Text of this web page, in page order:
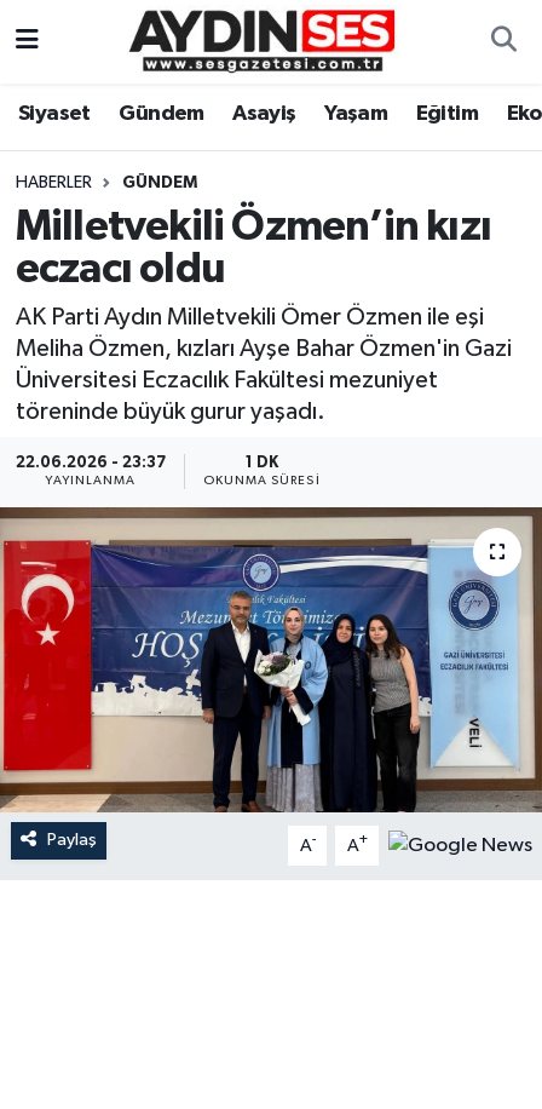
Siyaset Gündem Asayiş Yaşam Eğitim
HABERLER GÜNDEM
Milletvekili Özmen’in kızı
eczacı oldu
AK Parti Aydın Milletvekili Ömer Özmen ile eşi
Meliha Özmen, kızları Ayşe Bahar Özmen'in Gazi
Üniversitesi Eczacılık Fakültesi mezuniyet
töreninde büyük gurur yaşadı.
22.06.2026 - 23:37
YAYINLANMA
1 DK
OKUNMA SÜRESI
Paylaş A- A+
Gündem
Siyaset
Ekonomi
Yaşam
Eğitim
Kültür Sanat
Spor
Aydın Hava Durumu
Aydin Namaz Vakitleri
Aydın Trafik Yoğunluk Haritası
Süper Lig Puan Durumu ve Fikstür
Tüm Manşetler
Son Dakika Haberleri
Haber Arşivi